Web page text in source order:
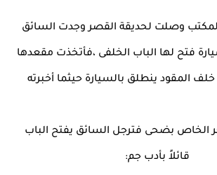
وصلت لحديقة القصر وجدت السائق
فتح لها الباب الخلفى ،فأتخذت مقعدها
المقود ينطلق بالسيارة حيثما أخبرته
الخاص بضحى فترجل السائق يفتح الباب
قائلاً بأدب جم: